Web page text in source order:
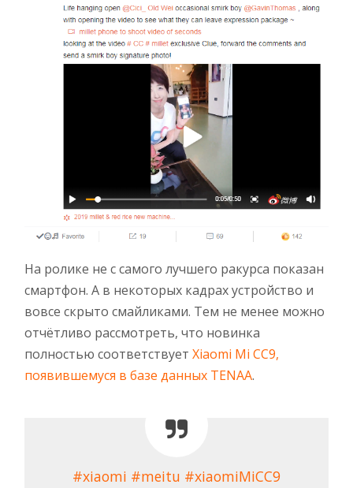
На ролике не с самого лучшего ракурса показан
смартфон. А в некоторых кадрах устройство и
вовсе скрыто смайликами. Тем не менее можно
отчётливо рассмотреть, что новинка
полностью соответствует Xiaomi Mi CC9,
появившемуся в базе данных TENAA.
#xiaomi #meitu #xiaomiMiCC9